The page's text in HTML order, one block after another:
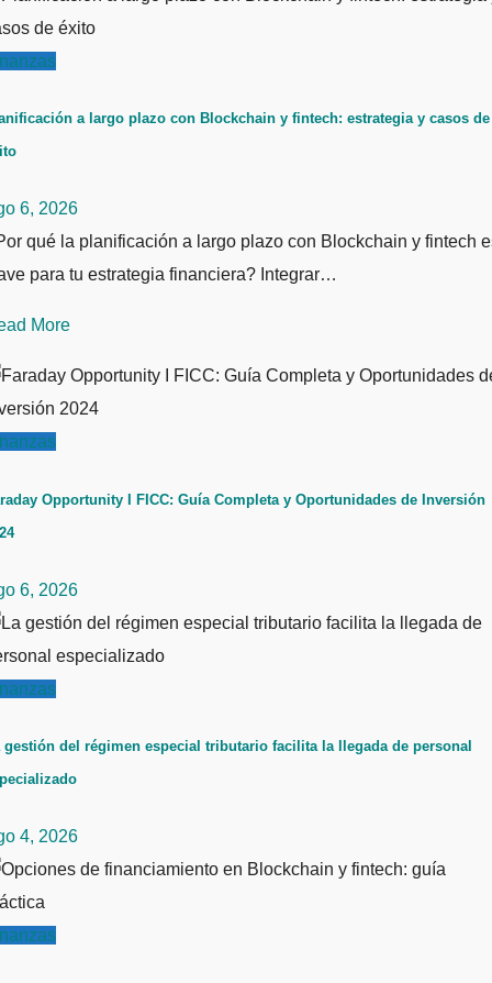
a largo plazo con Blockchain y fintech: estrategia y casos de
6, 2026
qué la planificación a largo plazo con Blockchain y fintech
para tu estrategia financiera? Integrar…
More
Opportunity I FICC: Guía Completa y Oportunidades de Inversión
6, 2026
gestión del régimen especial tributario facilita la llegada de personal
4, 2026